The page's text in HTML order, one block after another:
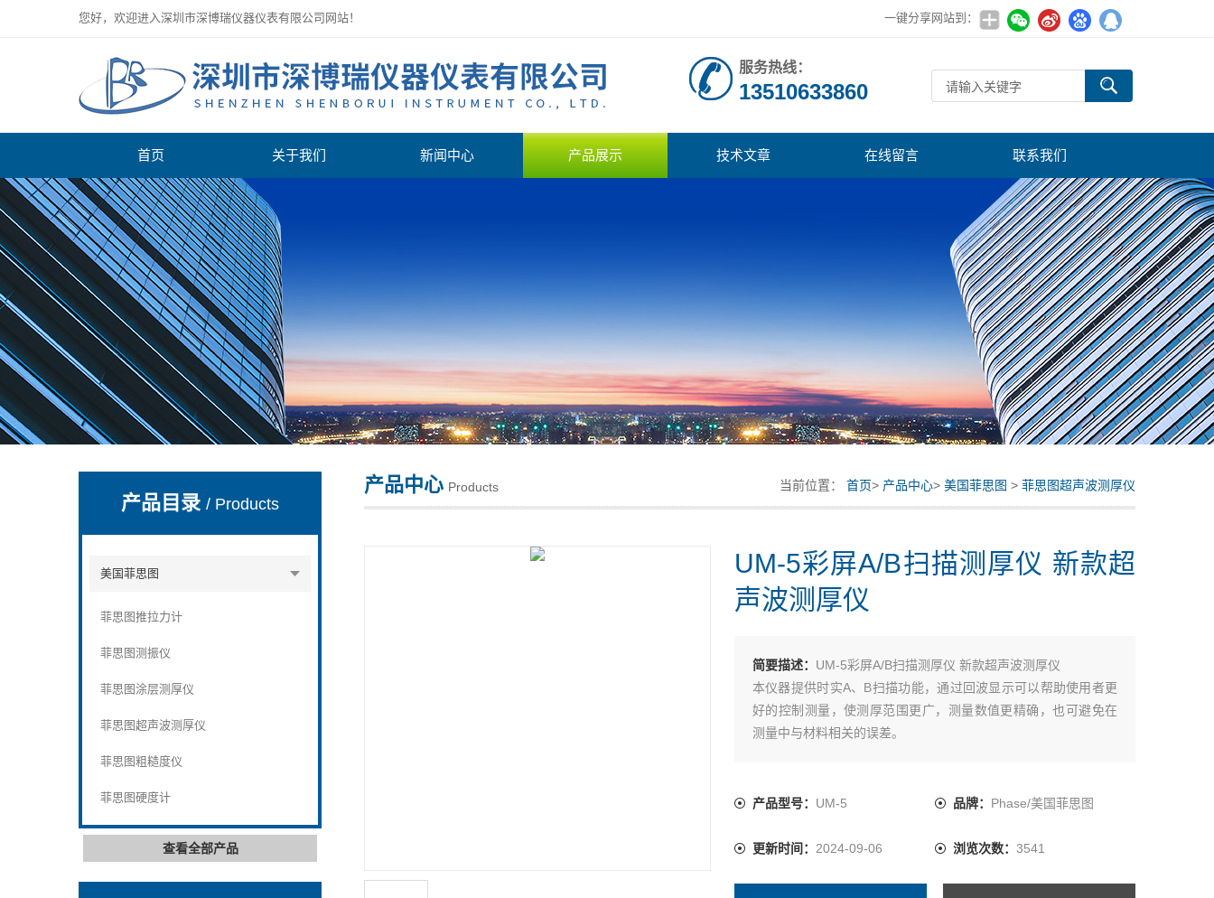
您好，欢迎进入深圳市深博瑞仪器仪表有限公司网站！ 一键分享网站到：
深圳市深博瑞仪器仪表有限公司
服务热线：
13510633860
首页 关于我们 新闻中心 产品展示 技术文章 在线留言 联系我们
产品目录/ Products
美国菲思图
菲思图推拉力计
菲思图测振仪
菲思图涂层测厚仪
菲思图超声波测厚仪
菲思图粗糙度仪
菲思图硬度计
查看全部产品
产品中心 Products 当前位置： 首页> 产品中心> 美国菲思图 > 菲思图超声波测厚仪
UM-5彩屏A/B扫描测厚仪 新款超
声波测厚仪
简要描述： UM-5彩屏A/B扫描测厚仪 新款超声波测厚仪
本仪器提供时实A、B扫描功能，通过回波显示可以帮助使用者更
好的控制测量，使测厚范围更广，测量数值更精确，也可避免在
测量中与材料相关的误差。
测量范围:0.5至508毫米（0.025至20.00英寸）
产品型号： UM-5 品牌： Phase/美国菲思图
更新时间： 2024-09-06 浏览次数： 3541